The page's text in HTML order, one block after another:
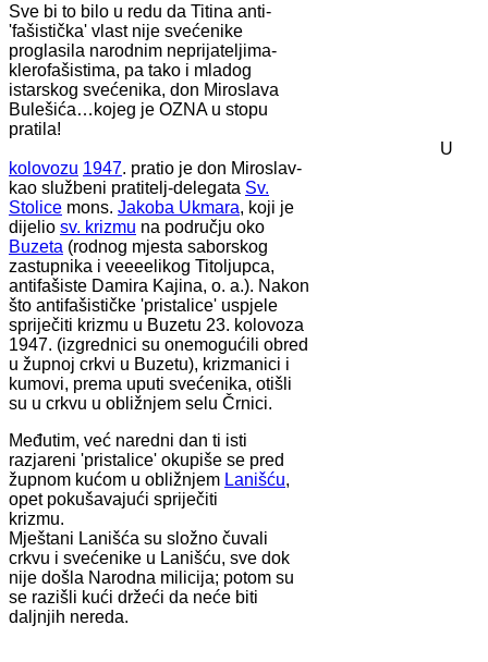
Sve bi to bilo u redu da Titina anti-
'fašistička' vlast nije svećenike
proglasila narodnim neprijateljima-
klerofašistima, pa tako i mladog
istarskog svećenika, don Miroslava
Bulešića…kojeg je OZNA u stopu
pratila!
U
kolovozu 1947. pratio je don Miroslav-
kao službeni pratitelj-delegata Sv.
Stolice mons. Jakoba Ukmara, koji je
dijelio sv. krizmu na području oko
Buzeta (rodnog mjesta saborskog
zastupnika i veeeelikog Titoljupca,
antifašiste Damira Kajina, o. a.). Nakon
što antifašističke 'pristalice' uspjele
spriječiti krizmu u Buzetu 23. kolovoza
1947. (izgrednici su onemogućili obred
u župnoj crkvi u Buzetu), krizmanici i
kumovi, prema uputi svećenika, otišli
su u crkvu u obližnjem selu Črnici.
Međutim, već naredni dan ti isti
razjareni 'pristalice' okupiše se pred
župnom kućom u obližnjem Lanišću,
opet pokušavajući spriječiti
Mještani Lanišća su složno čuvali
crkvu i svećenike u Lanišću, sve dok
nije došla Narodna milicija; potom su
se razišli kući držeći da neće biti
daljnjih nereda.